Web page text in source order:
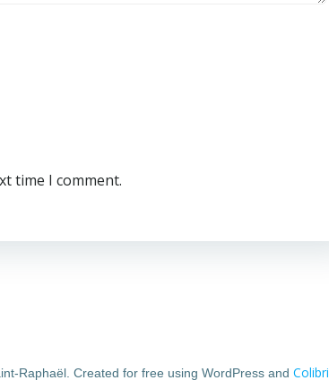
time I comment.
Raphaël. Created for free using WordPress and Colibri